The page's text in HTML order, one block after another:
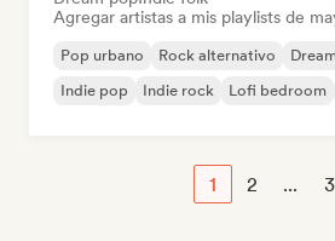
Agregar artistas a mis playlists de
Pop urbano Rock alternativo
Indie pop
Indie rock Lofi bedroom
1 2 ... 3